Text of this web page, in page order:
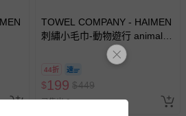
TOWEL COMPANY - HAIMEN
刺繡小毛巾-動物遊行 animal
parade(日本今治)-老虎(Tiger)
44折
$199 $449
已售出 6